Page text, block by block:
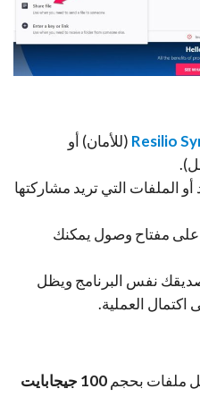
Resilio (للأمان) أو
الملفات التي تريد مشاركتها
على مفتاح وصول يمكنك
نفس البرنامج ويظل
اكتمال العملية.
ملفات بحجم
100 جيجابايت